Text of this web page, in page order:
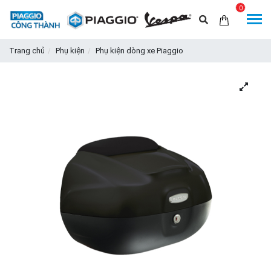
0
Trang chủ Phụ kiện Phụ kiện dòng xe Piaggio